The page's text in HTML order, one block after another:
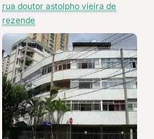
rua doutor astolpho vieira de
rezende